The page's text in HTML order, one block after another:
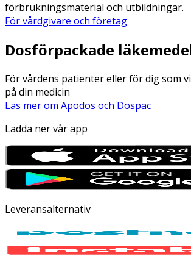
förbrukningsmaterial och utbildningar.
För vårdgivare och företag
Dosförpackade
För vårdens patienter eller för dig som
på din medicin
Läs mer om Apodos och Dospac
Ladda ner vår app
Leveransalternativ